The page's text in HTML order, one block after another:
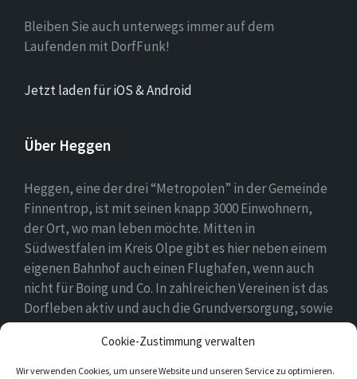
Cookie-Zustimmung verwalten
Wir verwenden Cookies, um unsere Website und unseren Service zu optimieren.
Bleiben Sie auch unterwegs immer auf dem
Laufenden mit DorfFunk!
Jetzt laden für iOS & Android
Über Heggen
Heggen, eine der drei “Metropolen” in der Gemeinde
Finnentrop, ist mit seinen knapp 3000 Einwohnern,
der Ort, wo man leben möchte. Mitten in
Südwestfalen im Kreis Olpe gibt es hier neben einem
eigenen Bahnhof auch einen Flughafen, wenn auch
nicht für Boing und Co. In zahlreichen Vereinen ist das
Dorfleben aktiv und auch die Grundversorgung, sowie
eine Schule und zwei Kindergärten gehören zum